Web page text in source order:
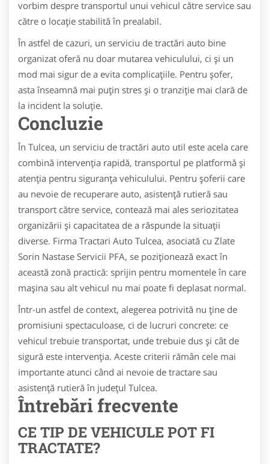
vorbim despre transportul unui vehicul către service sau
către o locație stabilită în prealabil.
În astfel de cazuri, un serviciu de tractări auto bine
organizat oferă nu doar mutarea vehiculului, ci și un
mod mai sigur de a evita complicațiile. Pentru șofer,
asta înseamnă mai puțin stres și o tranziție mai clară de
la incident la soluție.
Concluzie
În Tulcea, un serviciu de tractări auto util este acela care
combină intervenția rapidă, transportul pe platformă și
atenția pentru siguranța vehiculului. Pentru șoferii care
au nevoie de recuperare auto, asistență rutieră sau
transport către service, contează mai ales seriozitatea
organizării și capacitatea de a răspunde la situații
diverse. Firma Tractari Auto Tulcea, asociată cu Zlate
Sorin Nastase Servicii PFA, se poziționează exact în
această zonă practică: sprijin pentru momentele în care
mașina sau alt vehicul nu mai poate fi deplasat normal.
Într-un astfel de context, alegerea potrivită nu ține de
promisiuni spectaculoase, ci de lucruri concrete: ce
vehicul trebuie transportat, unde trebuie dus și cât de
sigură este intervenția. Aceste criterii rămân cele mai
importante atunci când ai nevoie de tractare sau
asistență rutieră în județul Tulcea.
Întrebări frecvente
CE TIP DE VEHICULE POT FI
TRACTATE?